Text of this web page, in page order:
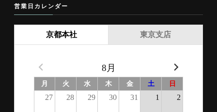
営業日カレンダー
京都本社
8月
月 火 水 木 金 土 日
27 28 29 30 31 1 2
東京支店